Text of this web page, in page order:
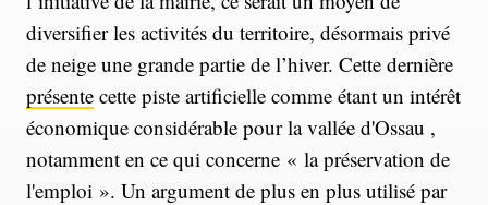
diversifier les activités du territoire, désormais privé
de neige une grande partie de l’hiver. Cette dernière
présente cette piste artificielle comme étant un intérêt
économique considérable pour la vallée d'Ossau ,
notamment en ce qui concerne « la préservation de
l'emploi ». Un argument de plus en plus utilisé par